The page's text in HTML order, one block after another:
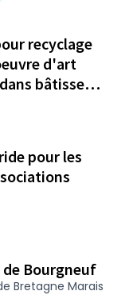
recyclage
d'art
bâtisse
pour les
Bourgneuf
Bretagne Marais